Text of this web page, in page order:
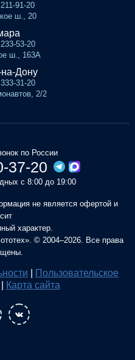
91-20
ш., 20
53-20
ш., 163А
на-Дону
31-20
2/2
по России
37-20
с 8:00 до 19:00
не является офертой и
характер.
© 2004–2026. Все права
Пользовательское
Карта сайта